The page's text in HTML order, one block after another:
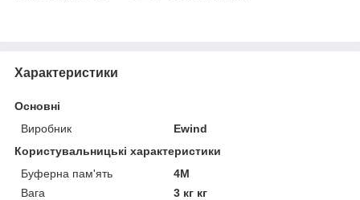
Характеристики
Основні
Виробник
Ewind
Користувальницькі характеристики
Буферна пам'ять
4M
Вага
3 кг кг